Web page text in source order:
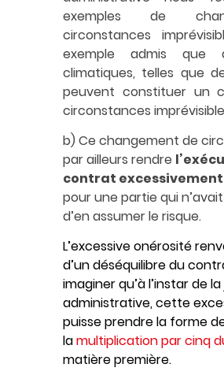
exemples de
circonstances
exemple admis que
climatiques, telles que
peuvent constituer un
circonstances
b) Ce changement de
par ailleurs rendre
contrat
pour une partie qui
d’en assumer le risque.
L’excessive onérosité
d’un déséquilibre du
imaginer qu’à l’instar de
administrative, cette
puisse prendre la forme
lamultiplication par cinq
matière première.